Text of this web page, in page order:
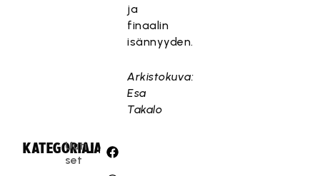
ja
finaalin
isännyyden.
Arkistokuva:
Esa
Takalo
KATEGORIA:
Uuti
set
JAA: